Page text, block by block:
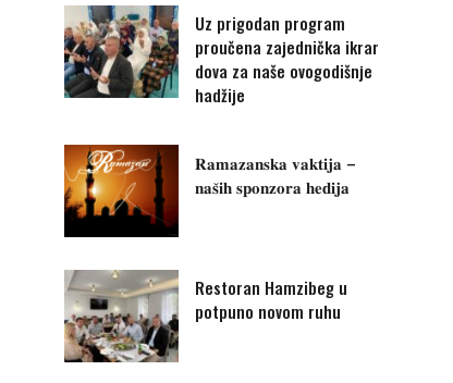
Uz prigodan program
proučena zajednička ikrar
dova za naše ovogodišnje
hadžije
𝐑𝐚𝐦𝐚𝐳𝐚𝐧𝐬𝐤𝐚 𝐯𝐚𝐤𝐭𝐢𝐣𝐚 –
𝐧𝐚𝐬̌𝐢𝐡 𝐬𝐩𝐨𝐧𝐳𝐨𝐫𝐚 𝐡𝐞𝐝𝐢𝐣𝐚
Restoran Hamzibeg u
potpuno novom ruhu